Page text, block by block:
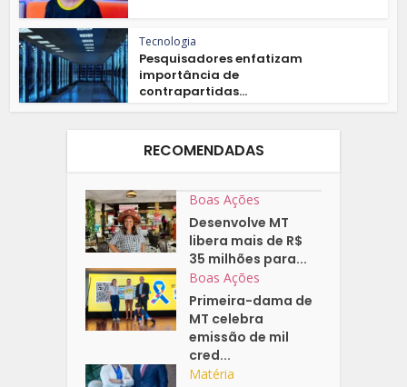
Tecnologia
Pesquisadores enfatizam
importância de
contrapartidas...
RECOMENDADAS
Boas Ações
Desenvolve MT
libera mais de R$
35 milhões para...
Boas Ações
Primeira-dama de
MT celebra
emissão de mil
cred...
Matéria